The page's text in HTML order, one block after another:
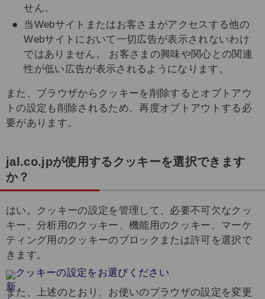
せん。
当Webサイトまたはお客さまがアクセスする他の
Webサイトにおいて一切広告が表示されないわけ
ではありません。 お客さまの興味や関心との関連
性が低い広告が表示されるようになります。
また、ブラウザからクッキーを削除するとオプトアウ
トの設定も削除されるため、再度オプトアウトする必
要があります。
jal.co.jpが使用するクッキーを選択できます
か？
はい。クッキーの設定を管理して、必要不可欠なクッ
キー、分析用のクッキー、機能用のクッキー、マーケ
ティング用のクッキーのブロックまたは許可を選択で
きます。
クッキーの設定をお選びください
また、上述のとおり、お使いのブラウザの設定を変更